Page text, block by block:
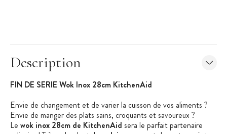
Description
FIN DE SERIE Wok Inox 28cm KitchenAid
Envie de changement et de varier la cuisson de vos aliments ?
Envie de manger des plats sains, croquants et savoureux ?
Le wok inox 28cm de KitchenAid sera le parfait partenaire